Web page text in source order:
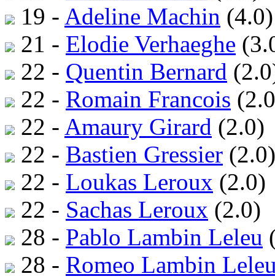
19 - Adeline Machin (4.0)
21 - Elodie Verhaeghe
22 - Quentin Bernard
22 - Romain Francois
22 - Amaury Girard (2.0)
22 - Bastien Gressier (2.0)
22 - Loukas Leroux (2.0)
22 - Sachas Leroux (2.0)
28 - Pablo Lambin Leleu
28 - Romeo Lambin